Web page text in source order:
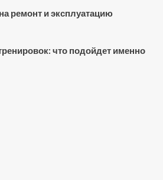
ремонт и эксплуатацию
что подойдет именно